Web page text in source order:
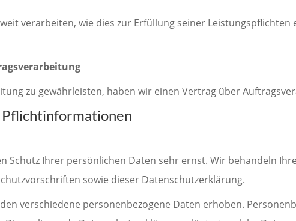
verarbeiten, wie dies zur Erfüllung seiner
zu gewährleisten, haben wir einen Vertrag über
Pflichtinformationen
Schutz Ihrer persönlichen Daten sehr ernst. Wir behandeln
sowie dieser Datenschutzerklärung.
verschiedene personenbezogene Daten erhoben.